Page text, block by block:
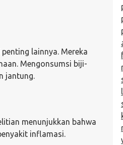
lainnya. Mereka
Mengonsumsi biji-
jantung.
menunjukkan bahwa
inflamasi.